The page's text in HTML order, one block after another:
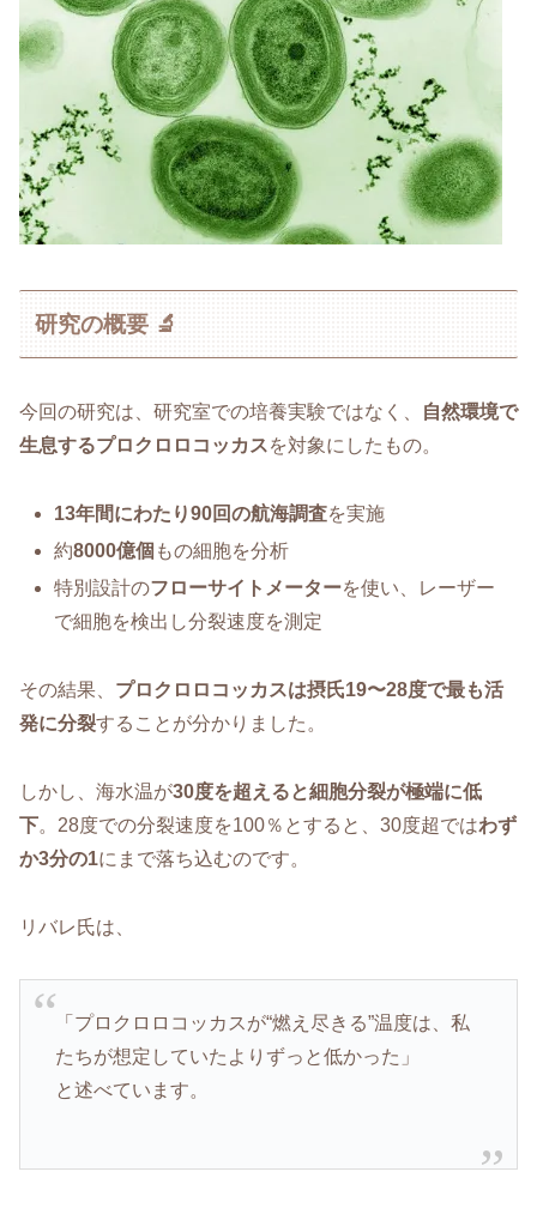
研究の概要 🔬
今回の研究は、研究室での培養実験ではなく、
自然環境で
生息するプロクロロコッカスを対象にしたもの。
13年間にわたり90回の航海調査を実施
約8000億個 もの細胞を分析
特別設計のフローサイトメーターを使い、レーザー
で細胞を検出し分裂速度を測定
その結果、 プロクロロコッカスは摂氏19〜28度で最も活
発に分裂することが分かりました。
しかし、海水温が30度を超えると細胞分裂が極端に低
下。28度での分裂速度を100％とすると、30度超ではわず
か3分の1にまで落ち込むのです。
リバレ氏は、
「プロクロロコッカスが“燃え尽きる”温度は、私
たちが想定していたよりずっと低かった」
と述べています。